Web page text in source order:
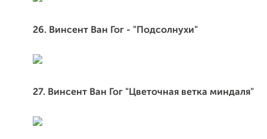
26. Винсент Ван Гог - "Подсолнухи"
27. Винсент Ван Гог "Цветочная ветка миндаля"